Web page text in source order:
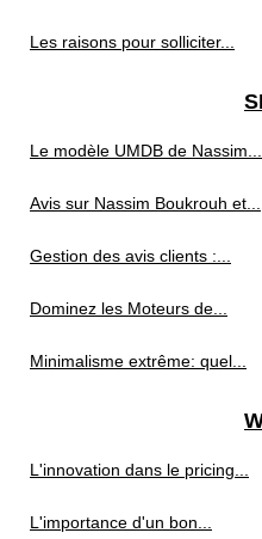
Les raisons pour solliciter...
Le modèle UMDB de Nassim...
Avis sur Nassim Boukrouh et...
Gestion des avis clients :...
Dominez les Moteurs de...
Minimalisme extrême: quel...
L'innovation dans le pricing...
L'importance d'un bon...